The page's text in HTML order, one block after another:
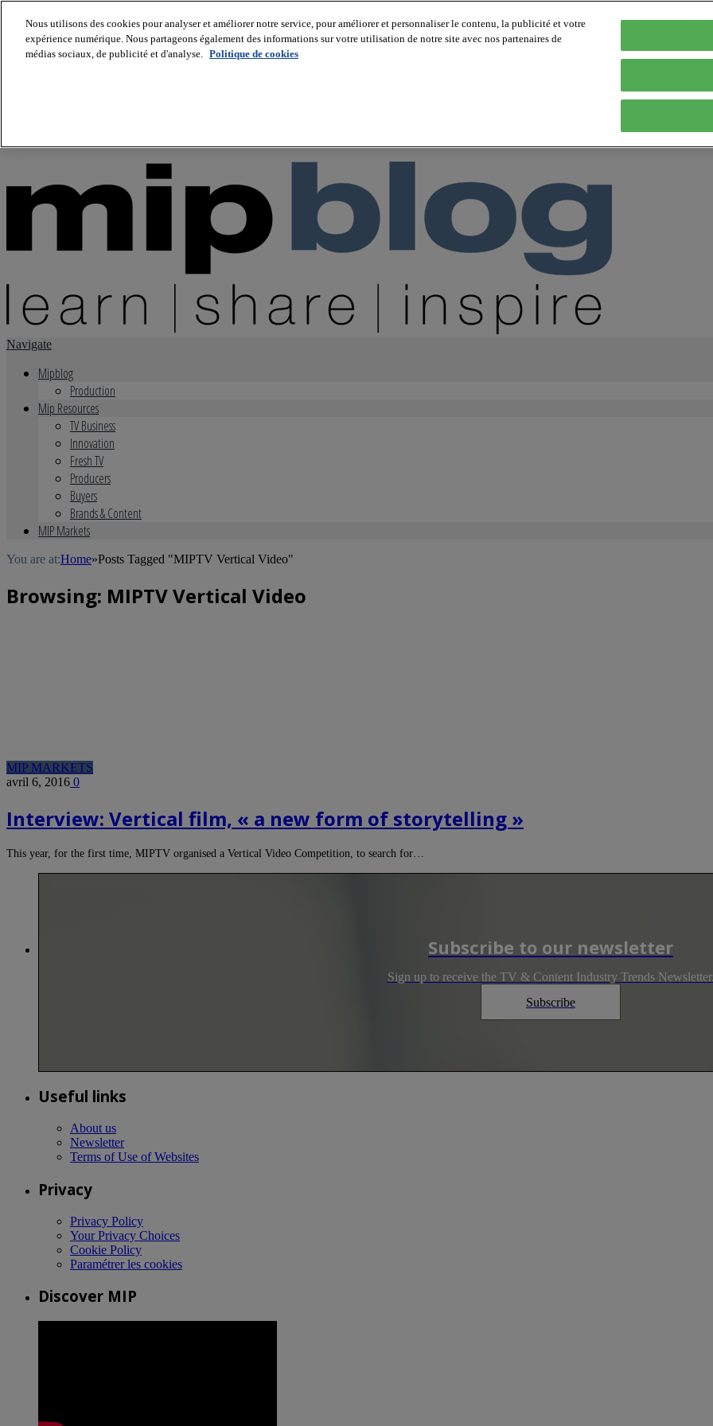
About us
Navigate
Mipblog
Production
Mip Resources
TV Business
Innovation
Fresh TV
Producers
Buyers
Brands & Content
MIP Markets
You are at:Home»Posts Tagged "MIPTV Vertical Video"
Browsing: MIPTV Vertical Video
MIP MARKETS
avril 6, 2016 0
Interview: Vertical film, « a new form of storytelling »
This year, for the first time, MIPTV organised a Vertical Video Competition, to search for…
Subscribe to our newsletter
Sign up to receive the TV & Content Industry Trends
Subscribe
Useful links
About us
Newsletter
Terms of Use of Websites
Privacy
Privacy Policy
Your Privacy Choices
Cookie Policy
Paramétrer les cookies
Discover MIP
Nous utilisons des cookies pour analyser et améliorer notre service, pour améliorer et personnaliser le contenu, la publicité et votre
expérience numérique. Nous partageons également des informations sur votre utilisation de notre site avec nos partenaires de
médias sociaux, de publicité et d'analyse. Politique de cookies